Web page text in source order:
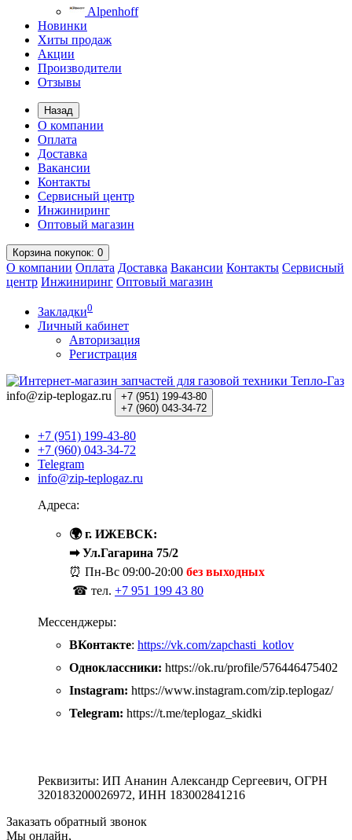
Alpenhoff
Новинки
Хиты продаж
Акции
Производители
Отзывы
Назад
О компании
Оплата
Доставка
Вакансии
Контакты
Сервисный центр
Инжиниринг
Оптовый магазин
Корзинапокупок: 0
О компании Оплата Доставка Вакансии Контакты Сервисный
центр Инжиниринг Оптовый магазин
Закладки0
Личный кабинет
Авторизация
Регистрация
info@zip-teplogaz.ru +7 (951) 199-43-80
+7 (960) 043-34-72
+7 (951) 199-43-80
+7 (960) 043-34-72
Telegram
info@zip-teplogaz.ru
Адреса:
🌍 г. ИЖЕВСК:
➡ Ул.Гагарина 75/2
⏰ Пн-Вс 09:00-20:00 без выходных
☎ тел. +7 951 199 43 80
Мессенджеры:
ВКонтакте: https://vk.com/zapchasti_kotlov
Одноклассники: https://ok.ru/profile/576446475402
Instagram: https://www.instagram.com/zip.teplogaz/
Telegram: https://t.me/teplogaz_skidki
Реквизиты: ИП Ананин Александр Сергеевич, ОГРН
320183200026972, ИНН 183002841216
Заказать обратный звонок
Мы онлайн,